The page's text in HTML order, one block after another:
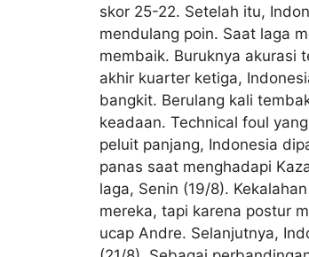
skor 25-22. Setelah itu,
mendulang poin. Saat laga
membaik. Buruknya akurasi
akhir kuarter ketiga,
bangkit. Berulang kali
keadaan. Technical foul
peluit panjang, Indonesia
panas saat menghadapi
laga, Senin (19/8).
mereka, tapi karena postur
ucap Andre. Selanjutnya,